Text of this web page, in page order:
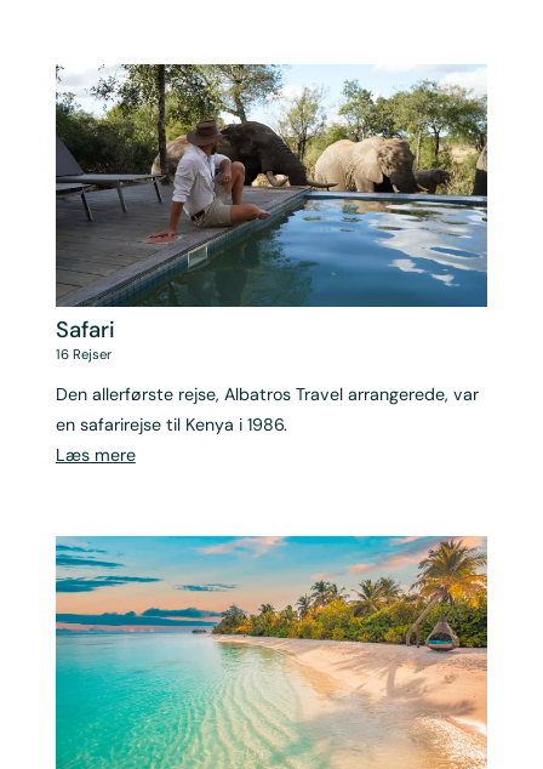
Safari
16 Rejser
Den allerførste rejse, Albatros Travel arrangerede, var
en safarirejse til Kenya i 1986.
Læs mere